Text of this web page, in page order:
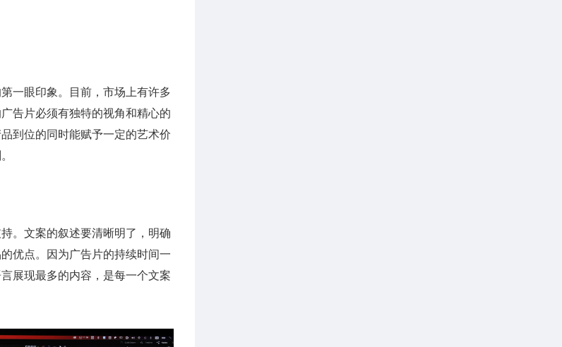
一眼印象。目前，市场上有许多
告片必须有独特的视角和精心的
到位的同时能赋予一定的艺术价
。文案的叙述要清晰明了，明确
优点。因为广告片的持续时间一
展现最多的内容，是每一个文案